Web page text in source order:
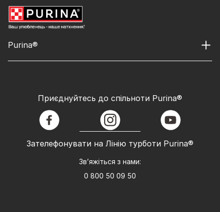
Purina®
Зателефонувати на Лінію турботи Purina®
Зв’яжіться з нами:
0 800 50 09 50
Приєднуйтесь до спільноти Purina®
facebook instagram youtube